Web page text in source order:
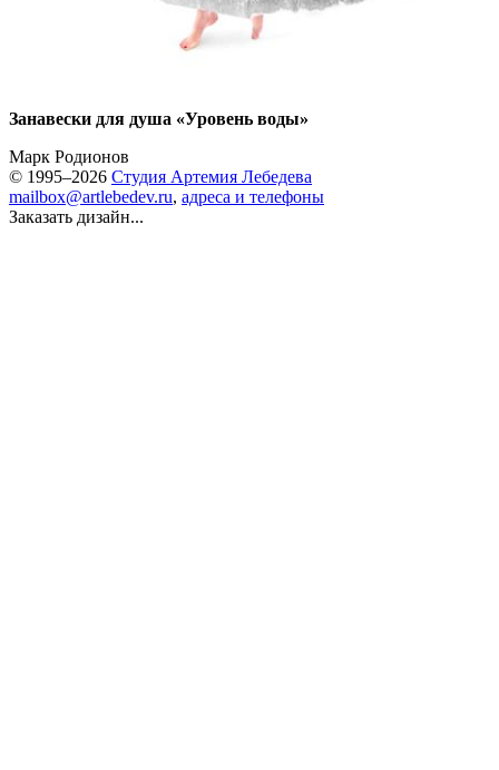
Занавески для душа «Уровень воды»
Марк Родионов
© 1995–2026 Студия Артемия Лебедева
mailbox@artlebedev.ru, адреса и телефоны
Заказать дизайн...